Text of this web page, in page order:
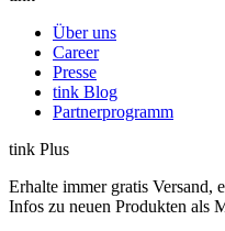
Über uns
Career
Presse
tink Blog
Partnerprogramm
tink Plus
Erhalte immer gratis Versand,
Infos zu neuen Produkten als